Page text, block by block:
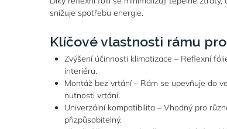
snižuje spotřebu energie.
Klíčové vlastnosti rámu
Zvýšení účinnosti klimatizace – Reflexní
interiéru.
Montáž bez vrtání – Rám se upevňuje do
nutnosti vrtání.
Univerzální kompatibilita – Vhodný pro
přizpůsobitelný.